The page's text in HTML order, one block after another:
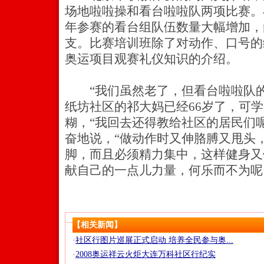
场地啦啦操和看台啦啦队两项比赛
年参赛的看台组队伍数量大幅增加
支。比赛培训班除了对动作、口号
奥运项目观赛礼仪知识的介绍。
“我们虽然老了，但看台啦啦队
纸坊社区的祁大妈已经66岁了，可
糊，“我回去还得教给社区的居民们
奋地说，“做动作时又伸胳膊又甩头
脚，而且必须精力集中，这样健身
献自己的一点儿力量，何乐而不为呢
【相关新闻】
·社区行图片巡展正式启动 培养全民参与奥...
·2008奥运祥云火炬大连万科社区行纪实